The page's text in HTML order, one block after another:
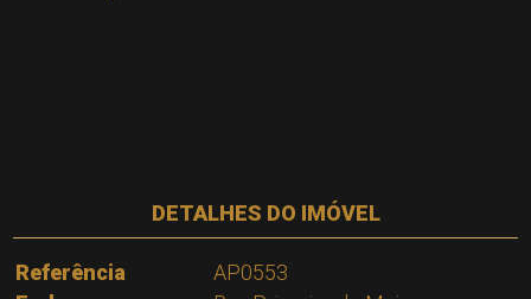
DETALHES DO IMÓVEL
Referência
AP0553